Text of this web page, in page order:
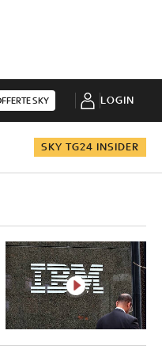
SKY LOGIN
SKY TG24 INSIDER